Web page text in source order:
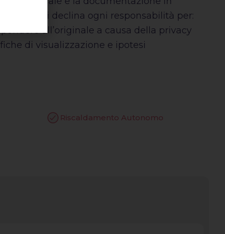
si declina ogni responsabilità per:
all’originale a causa della privacy
di visualizzazione e ipotesi
Riscaldamento Autonomo